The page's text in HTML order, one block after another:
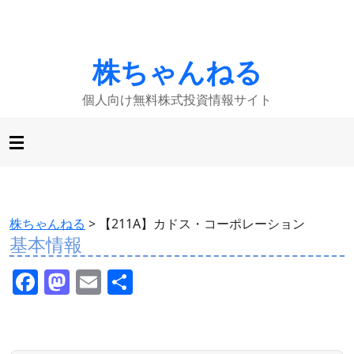
株ちゃんねる
個人向け無料株式投資情報サイト
株ちゃんねる > 【211A】カドス・コーポレーション
基本情報
F M E